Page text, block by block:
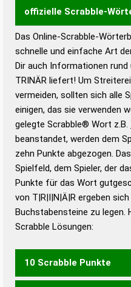
offizielle Scrabble-
Wortwurzel liefert mit
Wortanalyse-Algorithmus
Wortbedeutung,
Gültigkeit eines Wortes
bestimmen!
zugelassene
Wörterbücher sind:
Das Online-Scrabble-
schnelle und einfache Art
Dir auch Informationen
TRINÄR liefert! Um
vermeiden, sollten sich alle
einigen, das sie verwenden
gelegte Scrabble® Wort z.B.
beanstandet, werden dem
zehn Punkte abgezogen.
Spielfeld, dem Spieler, der
Punkte für das Wort
von T|R|I|N|Ä|R ergeben
Buchstabensteine zu legen.
Scrabble Lösungen:
10 Scrabble Punkte